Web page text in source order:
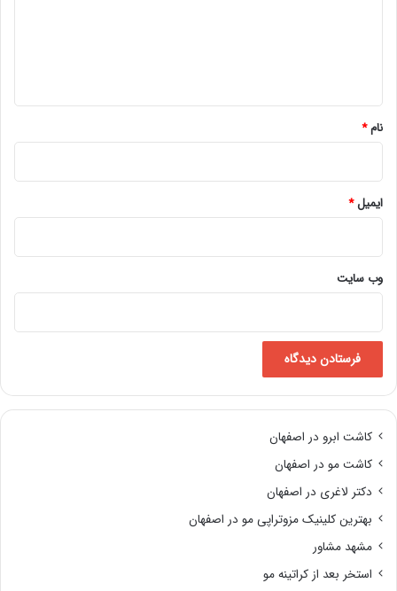
نام*
ایمیل*
وب‌ سایت
کاشت ابرو در اصفهان
کاشت مو در اصفهان
دکتر لاغری در اصفهان
بهترین کلینیک مزوتراپی مو در اصفهان
مشهد مشاور
استخر بعد از کراتینه مو